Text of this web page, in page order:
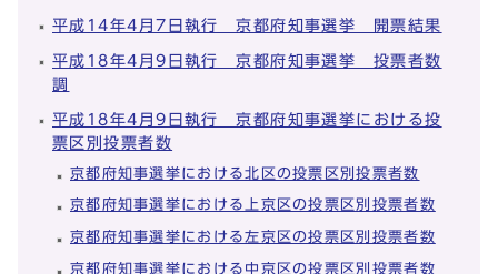
平成14年4月7日執行 京都府知事選挙 開票結果
平成18年4月9日執行 京都府知事選挙 投票者数
調
平成18年4月9日執行 京都府知事選挙における投
票区別投票者数
京都府知事選挙における北区の投票区別投票者数
京都府知事選挙における上京区の投票区別投票者数
京都府知事選挙における左京区の投票区別投票者数
京都府知事選挙における中京区の投票区別投票者数